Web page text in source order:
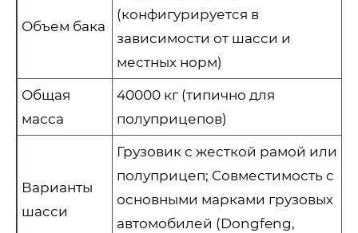
Объем бака
(конфигурируется в
зависимости от шасси и
местных норм)
Общая
масса
40000 кг (типично для
полуприцепов)
Варианты
шасси
Грузовик с жесткой рамой или
полуприцеп; Совместимость с
основными марками грузовых
автомобилей (Dongfeng,